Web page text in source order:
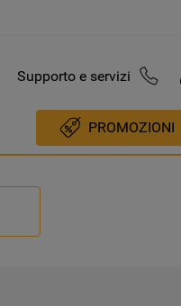
Supporto e servizi
PROMOZIONI